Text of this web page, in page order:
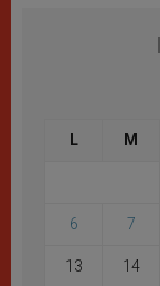
L M
6 7
13 14